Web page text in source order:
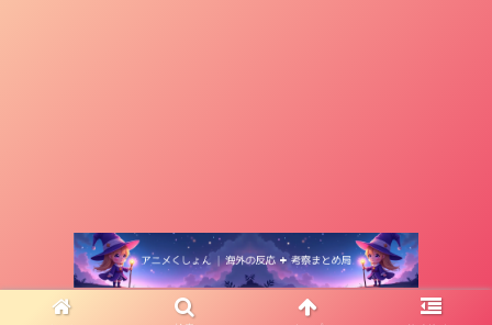
© 2022 アニメくしょん | 海外の反応+考察まとめ局.